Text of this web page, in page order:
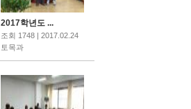
2017학년도 ...
조회 1748 | 2017.02.24
토목과